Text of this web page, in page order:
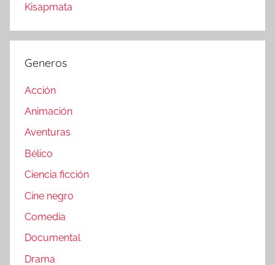
Kisapmata
Generos
Acción
Animación
Aventuras
Bélico
Ciencia ficción
Cine negro
Comedia
Documental
Drama